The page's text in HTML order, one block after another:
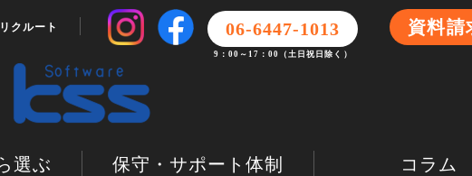
リクルート 06-6447-1013
9：00～17：00（土日祝日除く）
資料請
選ぶ 保守・サポート体制 コラム